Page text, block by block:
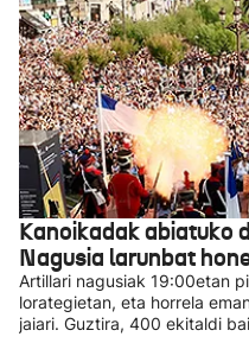
Kanoikadak abiatuko
Nagusia larunbat
Artillari nagusiak 19:00etan
lorategietan, eta horrela
jaiari. Guztira, 400 ekitaldi